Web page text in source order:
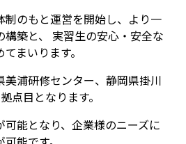
リ
制のもと運営を開始し、より一
築と、 実習生の安心・安全な
まいります。
美浦研修センター、静岡県掛川
点目となります。
能となり、企業様のニーズに